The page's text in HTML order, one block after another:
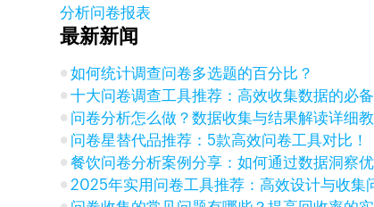
分析问卷报表
最新新闻
如何统计调查问卷多选题的百分比？
十大问卷调查工具推荐：高效收集数据的必
问卷分析怎么做？数据收集与结果解读详细
问卷星替代品推荐：5款高效问卷工具对比！
餐饮问卷分析案例分享：如何通过数据洞察
2025年实用问卷工具推荐：高效设计与收集